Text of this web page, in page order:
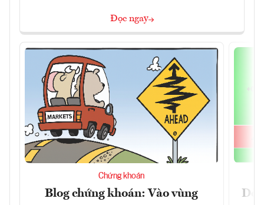
Đọc ngay
Chứng khoán
Blog chứng khoán: Vào vùng